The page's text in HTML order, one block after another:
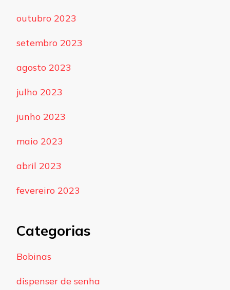
outubro 2023
setembro 2023
agosto 2023
julho 2023
junho 2023
maio 2023
abril 2023
fevereiro 2023
Categorias
Bobinas
dispenser de senha